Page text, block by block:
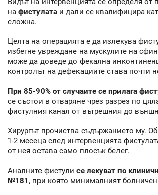
на фистулата и дали се квалифицира
сложна.
Целта на операцията е да излекува
избегне увреждане на мускулите на
може да доведе до фекална
контролът на дефекациите става почти
При 85-90% от случаите се прилага
се състои в отваряне чрез разрез по
фистулния канал от вътрешния до
Хирургът прочиства съдържанието му.
1-2 месеца след интервенцията
от нея остава само плосък белег.
Аналните фистули се лекуват по
№181 , при която минималният